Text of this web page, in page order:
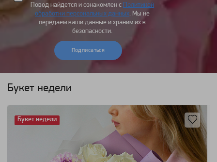
Повод найдется и ознакомлен с Политикой
обработки персональных данных. Мы не
передаем ваши данные и храним их в
безопасности.
Подписаться
Букет недели
Букет недели